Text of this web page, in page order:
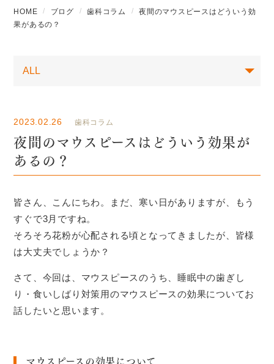
HOME ブログ 歯科コラム
夜間のマウスピースはどういう効
果があるの？
2023.02.26 歯科コラム
夜間のマウスピースはどういう効果が
あるの？
皆さん、こんにちわ。まだ、寒い日がありますが、もう
すぐで3月ですね。
そろそろ花粉が心配される頃となってきましたが、皆様
は大丈夫でしょうか？
さて、今回は、マウスピースのうち、睡眠中の歯ぎし
り・食いしばり対策用のマウスピースの効果についてお
話したいと思います。
マウスピースの効果について